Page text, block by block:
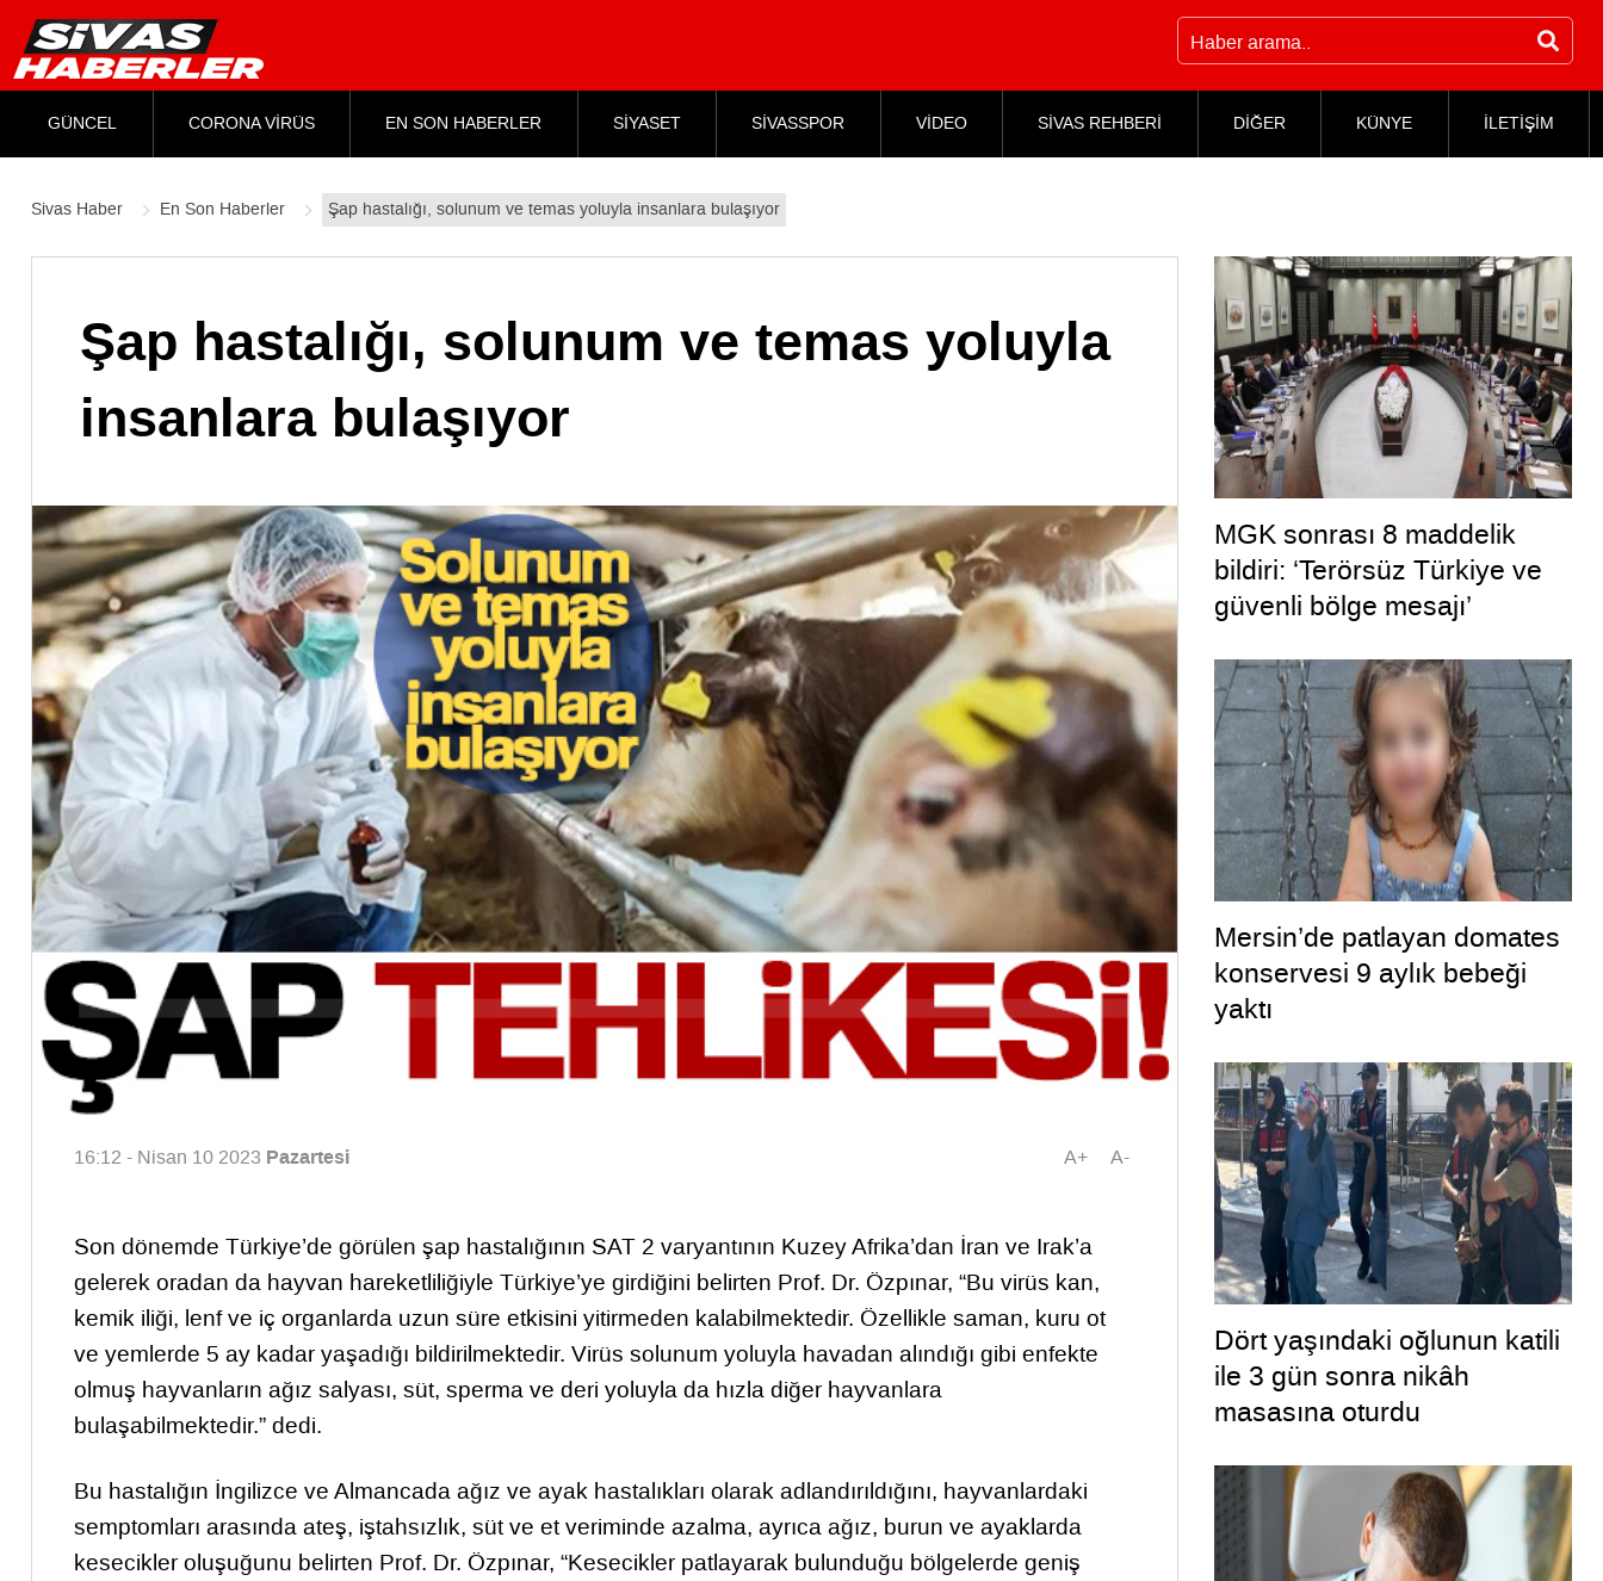
GÜNCEL CORONA VİRÜS EN SON HABERLER SİYASET SİVASSPOR VİDEO SİVAS REHBERİ DİĞER KÜNYE İLETİŞİM
Sivas Haber En Son Haberler Şap hastalığı, solunum ve temas yoluyla insanlara bulaşıyor
Şap hastalığı, solunum ve temas yoluyla
insanlara bulaşıyor
16:12 - Nisan 10 2023 Pazartesi A+ A-
Son dönemde Türkiye’de görülen şap hastalığının SAT 2 varyantının Kuzey Afrika’dan İran ve Irak’a
gelerek oradan da hayvan hareketliliğiyle Türkiye’ye girdiğini belirten Prof. Dr. Özpınar, “Bu virüs kan,
kemik iliği, lenf ve iç organlarda uzun süre etkisini yitirmeden kalabilmektedir. Özellikle saman, kuru ot
ve yemlerde 5 ay kadar yaşadığı bildirilmektedir. Virüs solunum yoluyla havadan alındığı gibi enfekte
olmuş hayvanların ağız salyası, süt, sperma ve deri yoluyla da hızla diğer hayvanlara
bulaşabilmektedir.” dedi.
Bu hastalığın İngilizce ve Almancada ağız ve ayak hastalıkları olarak adlandırıldığını, hayvanlardaki
semptomları arasında ateş, iştahsızlık, süt ve et veriminde azalma, ayrıca ağız, burun ve ayaklarda
kesecikler oluşuğunu belirten Prof. Dr. Özpınar, “Kesecikler patlayarak bulunduğu bölgelerde geniş
MGK sonrası 8 maddelik
bildiri: ‘Terörsüz Türkiye ve
güvenli bölge mesajı’
Mersin’de patlayan domates
konservesi 9 aylık bebeği
yaktı
Dört yaşındaki oğlunun katili
ile 3 gün sonra nikâh
masasına oturdu